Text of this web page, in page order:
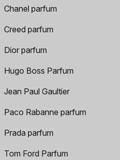
Chanel parfum
Creed parfum
Dior parfum
Hugo Boss Parfum
Jean Paul Gaultier
Paco Rabanne parfum
Prada parfum
Tom Ford Parfum